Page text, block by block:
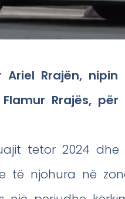
Ariel Rrajën,
Rrajës,
tetor 2024
të njohura në